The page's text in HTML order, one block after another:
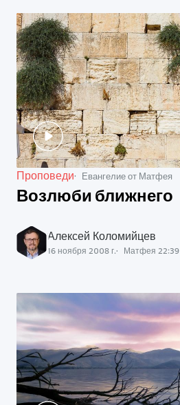
Проповеди Евангелие от Матфея
Возлюби ближнего
Алексей Коломийцев
16 ноября 2008 г. Матфея 22:39